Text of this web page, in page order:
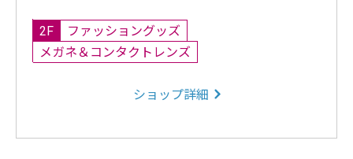
2F
ファッショングッズ
メガネ＆コンタクトレンズ
ショップ詳細